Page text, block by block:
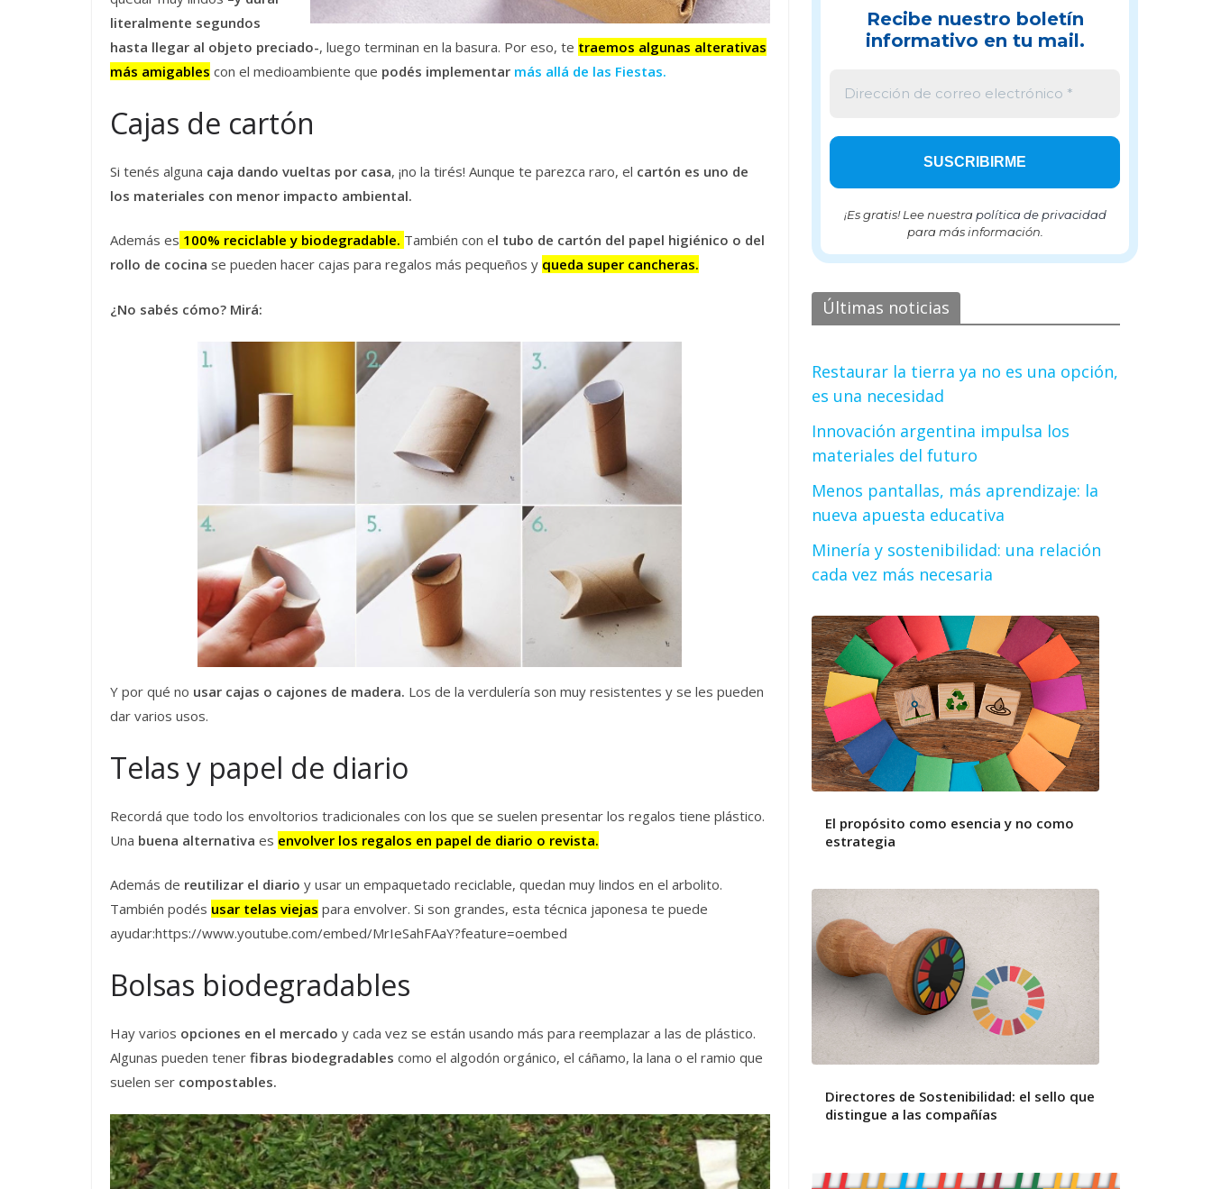
literalmente segundos
hasta llegar al objeto preciado-, luego terminan en la basura. Por eso, te traemos algunas alterativas
más amigables con el medioambiente que podés implementar más allá de las Fiestas.
Cajas de cartón
Si tenés alguna caja dando vueltas por casa, ¡no la tirés! Aunque te parezca raro, el cartón es uno de
los materiales con menor impacto ambiental.
Además es 100% reciclable y biodegradable. También con el tubo de cartón del papel higiénico o del
rollo de cocina se pueden hacer cajas para regalos más pequeños y queda super cancheras.
¿No sabés cómo? Mirá:
Y por qué no usar cajas o cajones de madera. Los de la verdulería son muy resistentes y se les pueden
dar varios usos.
Telas y papel de diario
Recordá que todo los envoltorios tradicionales con los que se suelen presentar los regalos tiene plástico.
Una buena alternativa es envolver los regalos en papel de diario o revista.
Además de reutilizar el diario y usar un empaquetado reciclable, quedan muy lindos en el arbolito.
También podés usar telas viejas para envolver. Si son grandes, esta técnica japonesa te puede
ayudar:https://www.youtube.com/embed/MrIeSahFAaY?feature=oembed
Bolsas biodegradables
Hay varios opciones en el mercado y cada vez se están usando más para reemplazar a las de plástico.
Algunas pueden tener fibras biodegradables como el algodón orgánico, el cáñamo, la lana o el ramio que
suelen ser compostables.
Recibe nuestro boletín
informativo en tu mail.
¡Es gratis! Lee nuestra política de privacidad
para más información.
Últimas noticias
Restaurar la tierra ya no es una opción,
es una necesidad
Innovación argentina impulsa los
materiales del futuro
Menos pantallas, más aprendizaje: la
nueva apuesta educativa
Minería y sostenibilidad: una relación
cada vez más necesaria
El propósito como esencia y no como
estrategia
Directores de Sostenibilidad: el sello que
distingue a las compañías